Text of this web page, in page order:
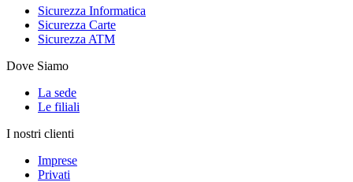
Sicurezza Informatica
Sicurezza Carte
Sicurezza ATM
Dove Siamo
La sede
Le filiali
I nostri clienti
Imprese
Privati